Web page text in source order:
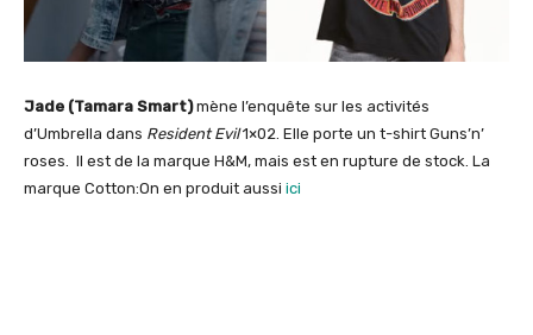
Jade (Tamara Smart)mène l’enquête sur les activités
d’Umbrella dans Resident Evil1×02. Elle porte un t-shirt Guns’n’
roses. Il est de la marque H&M, mais est en rupture de stock. La
marque Cotton:On en produit aussi ici